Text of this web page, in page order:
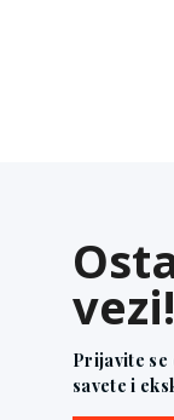
vezi!
Prijavite se
savete i